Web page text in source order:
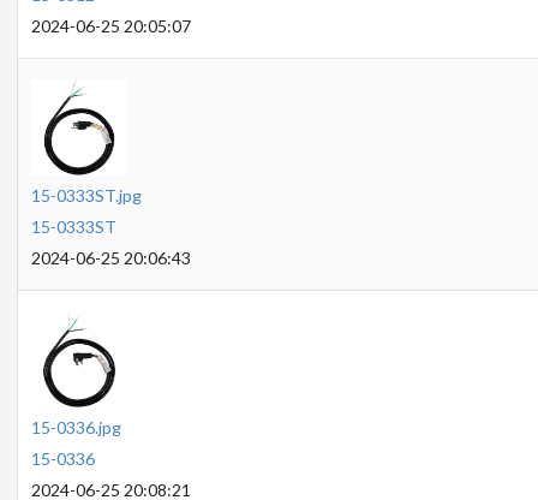
2024-06-25 20:05:07
15-0333ST.jpg
15-0333ST
2024-06-25 20:06:43
15-0336.jpg
15-0336
2024-06-25 20:08:21